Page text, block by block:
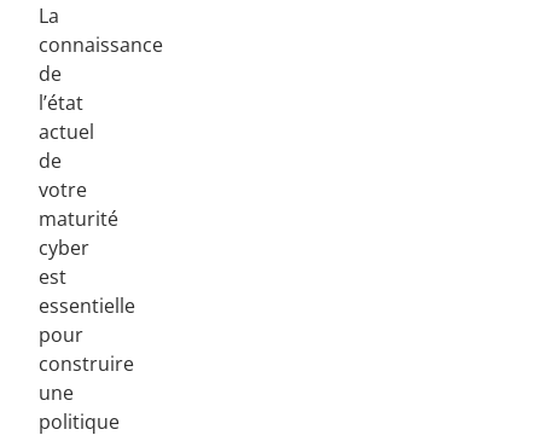
La
connaissance
de
l’état
actuel
de
votre
maturité
cyber
est
essentielle
pour
construire
une
politique